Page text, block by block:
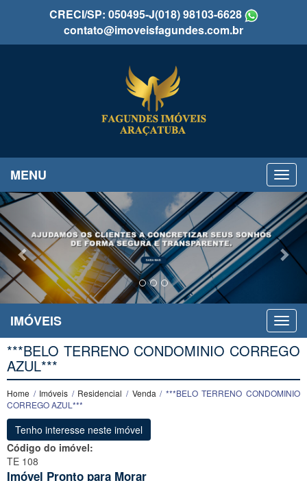
CRECI/SP: 050495-J(018) 98103-6628
contato@imoveisfagundes.com.br
MENU
Previous
IMÓVEIS
***BELO TERRENO CONDOMINIO CORREGO
AZUL***
Home / Imóveis / Residencial / Venda / ***BELO TERRENO CONDOMINIO
CORREGO AZUL***
Tenho interesse neste imóvel
Código do imóvel:
TE 108
Imóvel Pronto para Morar